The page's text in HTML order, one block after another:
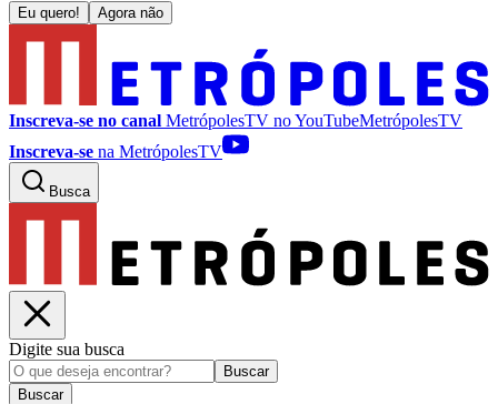
Eu quero! Agora não
Inscreva-se no canal MetrópolesTV noYouTubeMetrópolesTV
Inscreva-se na MetrópolesTV
Busca
Digite sua busca
Buscar
Buscar